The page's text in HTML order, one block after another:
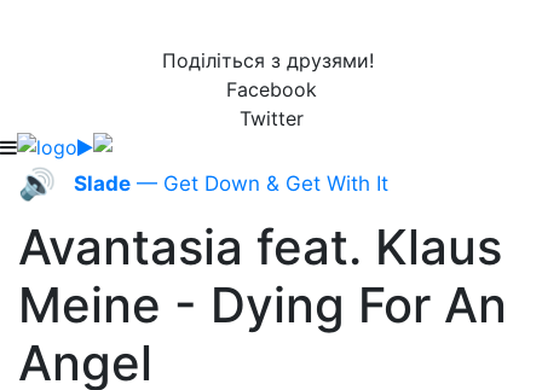
Поділіться з друзями!
Facebook
Twitter
🔊 Slade — Get Down & Get With It
Avantasia feat. Klaus
Meine - Dying For An
Angel